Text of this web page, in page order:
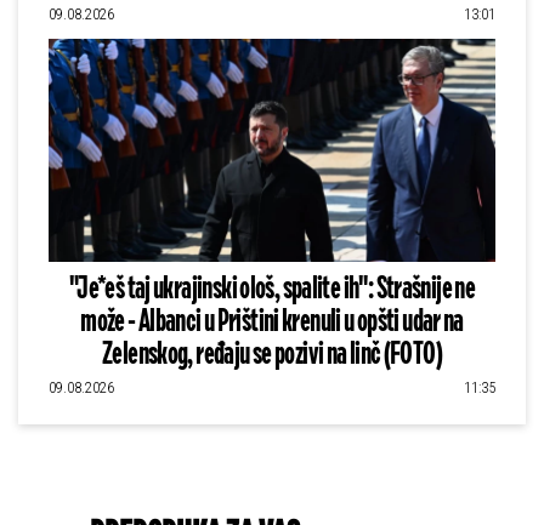
09.08.2026 13:01
"Je*eš taj ukrajinski ološ, spalite ih": Strašnije ne
može - Albanci u Prištini krenuli u opšti udar na
Zelenskog, ređaju se pozivi na linč (FOTO)
09.08.2026 11:35